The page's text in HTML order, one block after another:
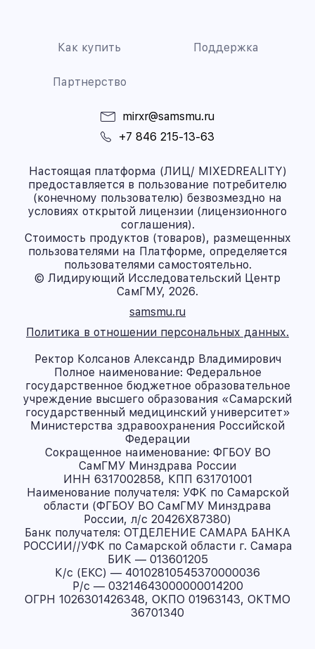
Как купить Поддержка
Партнерство
mirxr@samsmu.ru
+7 846 215-13-63
Настоящая платформа (ЛИЦ/ MIXEDREALITY)
предоставляется в пользование потребителю
(конечному пользователю) безвозмездно на
условиях открытой лицензии (лицензионного
соглашения).
Стоимость продуктов (товаров), размещенных
пользователями на Платформе, определяется
пользователями самостоятельно.
© Лидирующий Исследовательский Центр
СамГМУ, 2026.
samsmu.ru
Политика в отношении персональных данных.
Ректор Колсанов Александр Владимирович
Полное наименование: Федеральное
государственное бюджетное образовательное
учреждение высшего образования «Самарский
государственный медицинский университет»
Министерства здравоохранения Российской
Федерации
Сокращенное наименование: ФГБОУ ВО
СамГМУ Минздрава России
ИНН 6317002858, КПП 631701001
Наименование получателя: УФК по Самарской
области (ФГБОУ ВО СамГМУ Минздрава
России, л/с 20426X87380)
Банк получателя: ОТДЕЛЕНИЕ САМАРА БАНКА
РОССИИ//УФК по Самарской области г. Самара
БИК — 013601205
К/с (ЕКС) — 40102810545370000036
Р/с — 03214643000000014200
ОГРН 1026301426348, ОКПО 01963143, ОКТМО
36701340